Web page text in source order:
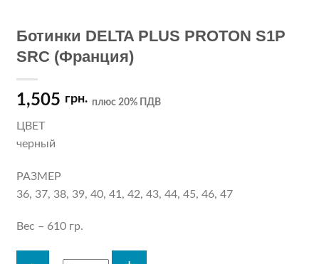
Ботинки DELTA PLUS PROTON S1P
SRC (Франция)
1,505 грн. плюс 20% ПДВ
ЦВЕТ
черный
РАЗМЕР
36, 37, 38, 39, 40, 41, 42, 43, 44, 45, 46, 47
Вес – 610 гр.